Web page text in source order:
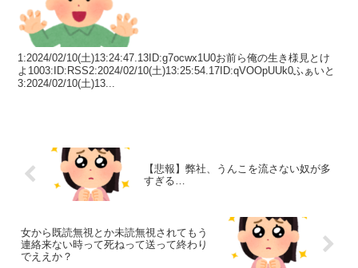
1:2024/02/10(土)13:24:47.13ID:g7ocwx1U0お前ら俺の生き様見とけ
よ1003:ID:RSS2:2024/02/10(土)13:25:54.17ID:qVOOpUUk0ふぁいと
3:2024/02/10(土)13...
【悲報】弊社、うんこを流さない奴が多
すぎる…
女から既読無視とか未読無視されてもう
連絡来ない時って死ねって送って終わり
でええか？